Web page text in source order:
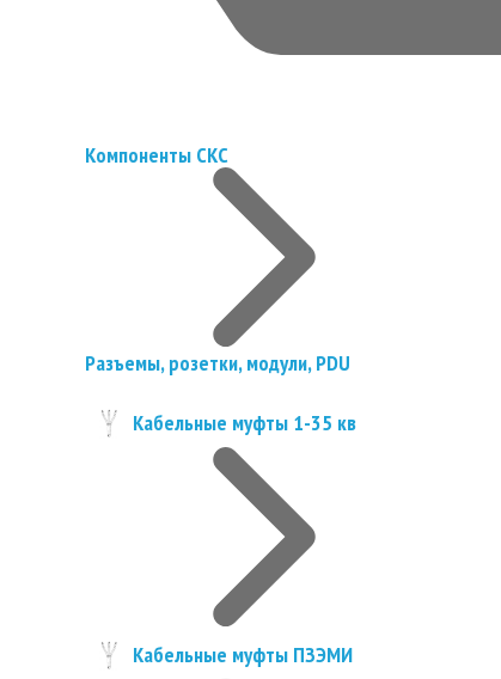
Компоненты СКС
Разъемы, розетки, модули, PDU
Кабельные муфты 1-35 кв
Кабельные муфты ПЗЭМИ